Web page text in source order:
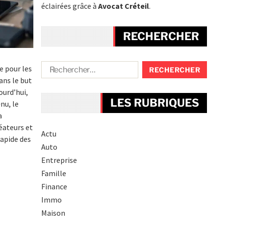
pour les
le but
le
et
des
éclairées grâce à Avocat Créteil.
RECHERCHER
LES RUBRIQUES
Actu
Auto
Entreprise
Famille
Finance
Immo
Maison